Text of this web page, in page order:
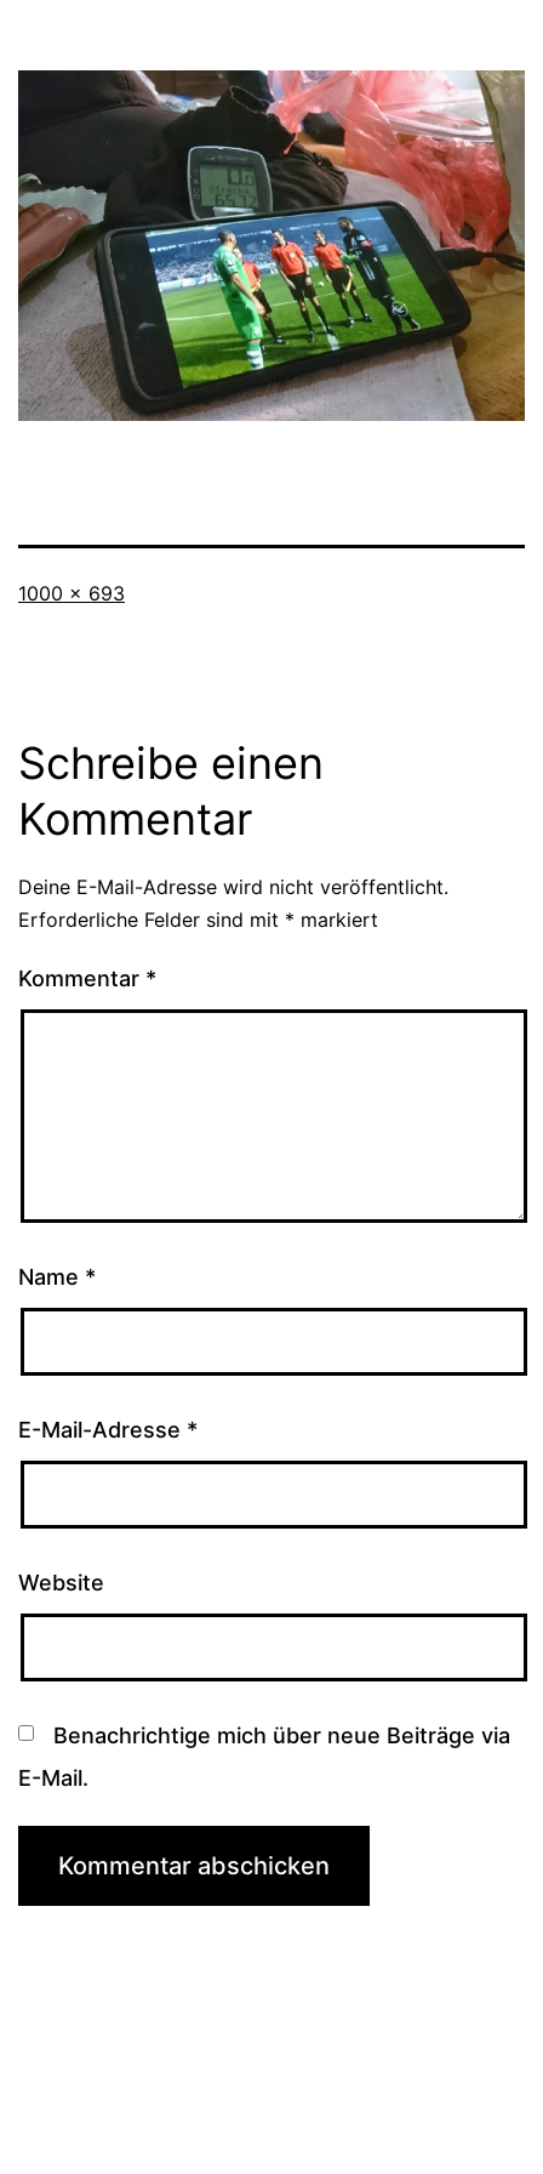
Originalgröße
1000 × 693
Schreibe einen
Kommentar
Deine E-Mail-Adresse wird nicht veröffentlicht.
Erforderliche Felder sind mit * markiert
Kommentar *
Name *
E-Mail-Adresse *
Website
Benachrichtige mich über neue Beiträge via
E-Mail.